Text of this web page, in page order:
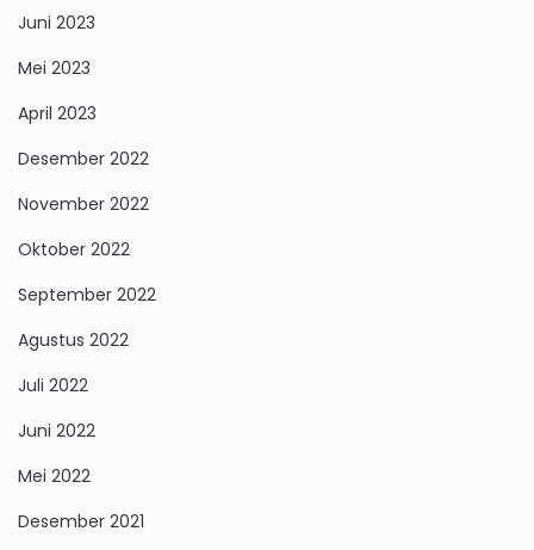
Juni 2023
Mei 2023
April 2023
Desember 2022
November 2022
Oktober 2022
September 2022
Agustus 2022
Juli 2022
Juni 2022
Mei 2022
Desember 2021